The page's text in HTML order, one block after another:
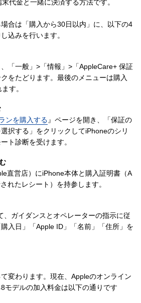
代金と一緒に決済する方法です。
合は「購入から30日以内」に、以下の4
込みを行います。
、「一般」>「情報」>「AppleCare+ 保証
をたどります。最後のメニューは購入
す。
ンを購入する 』ページを開き、「保証の
択する」をクリックしてiPhoneのシリ
ト診断を受けます。
直営店）にiPhone本体と購入証明書（A
れたレシート）を持参します。
ガイダンスとオペレーターの指示に従
入日」「Apple ID」「名前」「住所」を
変わります。現在、Appleのオンライン
モデルの加入料金は以下の通りです